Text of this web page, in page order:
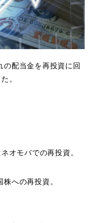
の配当金を再投資に回
。
オモバでの再投資。
への再投資。